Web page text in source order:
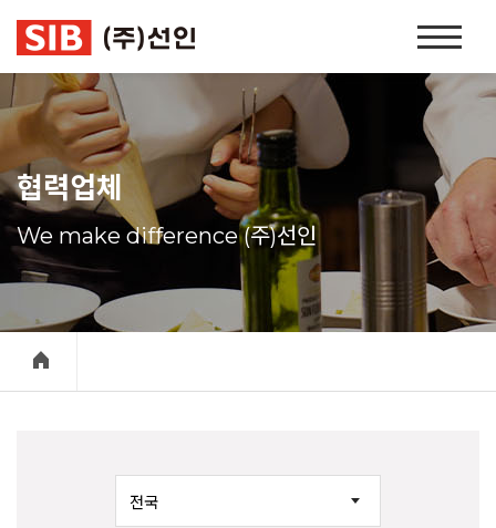
홈
이
지
네
게
이
션
협력업체
We make difference (주)선인